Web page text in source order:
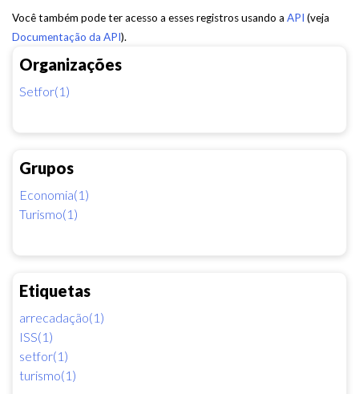
Organizações
Setfor(1)
Grupos
Economia(1)
Turismo(1)
Etiquetas
arrecadação(1)
ISS(1)
setfor(1)
turismo(1)
Você também pode ter acesso a esses registros usando a API (veja
Documentação da API).